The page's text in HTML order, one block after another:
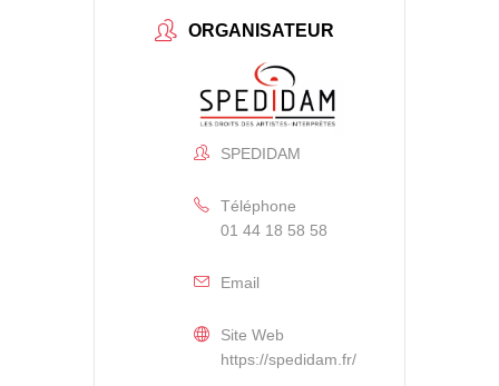
ORGANISATEUR
SPEDIDAM
Téléphone
01 44 18 58 58
Email
Site Web
https://spedidam.fr/